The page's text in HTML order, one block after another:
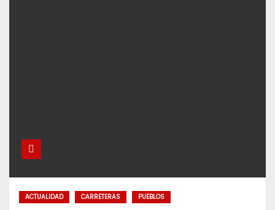
ACTUALIDAD CARRETERAS PUEBLOS